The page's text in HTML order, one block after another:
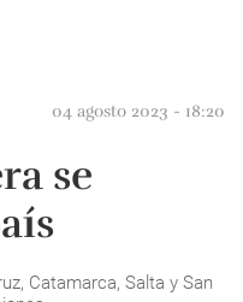
04 agosto 2023 - 18:20
se
Catamarca, Salta y San